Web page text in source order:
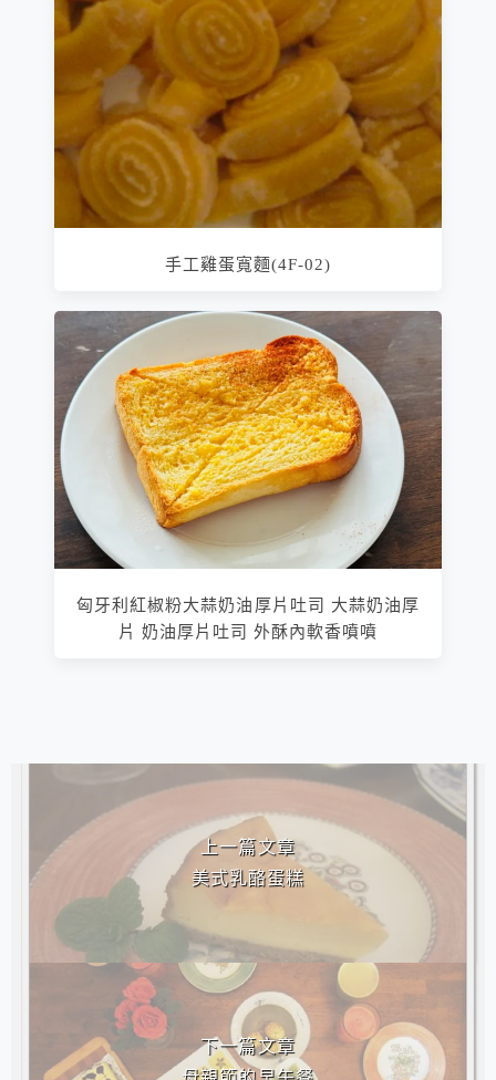
手工雞蛋寬麵(4F-02)
匈牙利紅椒粉大蒜奶油厚片吐司 大蒜奶油厚
片 奶油厚片吐司 外酥內軟香噴噴
上一篇文章
美式乳酪蛋糕
下一篇文章